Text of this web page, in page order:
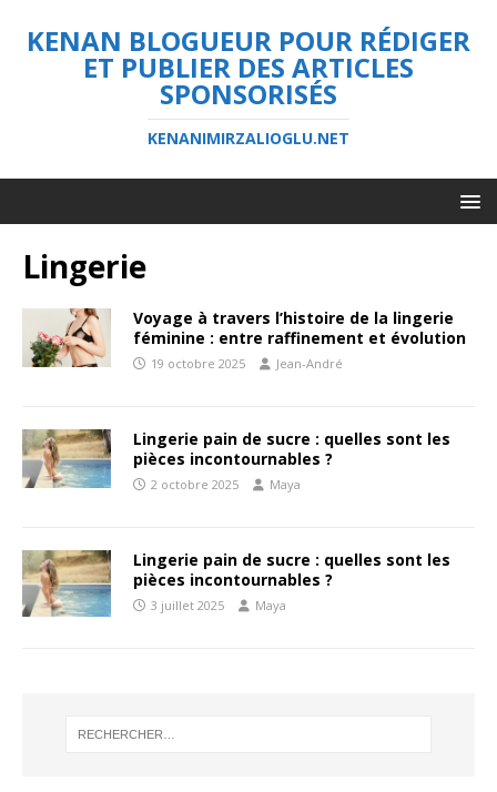
KENAN BLOGUEUR POUR RÉDIGER
ET PUBLIER DES ARTICLES
SPONSORISÉS
KENANIMIRZALIOGLU.NET
Lingerie
Voyage à travers l’histoire de la lingerie
féminine : entre raffinement et évolution
19 octobre 2025 Jean-André
Lingerie pain de sucre : quelles sont les
pièces incontournables ?
2 octobre 2025 Maya
Lingerie pain de sucre : quelles sont les
pièces incontournables ?
3 juillet 2025 Maya